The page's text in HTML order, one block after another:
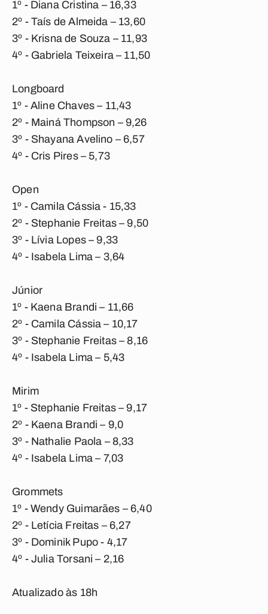
1º - Diana Cristina – 16,33
2º - Taís de Almeida – 13,60
3º - Krisna de Souza – 11,93
4º - Gabriela Teixeira – 11,50
Longboard
1º - Aline Chaves – 11,43
2º - Mainá Thompson – 9,26
3º - Shayana Avelino – 6,57
4º - Cris Pires – 5,73
Open
1º - Camila Cássia - 15,33
2º - Stephanie Freitas – 9,50
3º - Lívia Lopes – 9,33
4º - Isabela Lima – 3,64
Júnior
1º - Kaena Brandi – 11,66
2º - Camila Cássia – 10,17
3º - Stephanie Freitas – 8,16
4º - Isabela Lima – 5,43
Mirim
1º - Stephanie Freitas – 9,17
2º - Kaena Brandi – 9,0
3º - Nathalie Paola – 8,33
4º - Isabela Lima – 7,03
Grommets
1º - Wendy Guimarães – 6,40
2º - Letícia Freitas – 6,27
3º - Dominik Pupo - 4,17
4º - Julia Torsani – 2,16
Atualizado às 18h